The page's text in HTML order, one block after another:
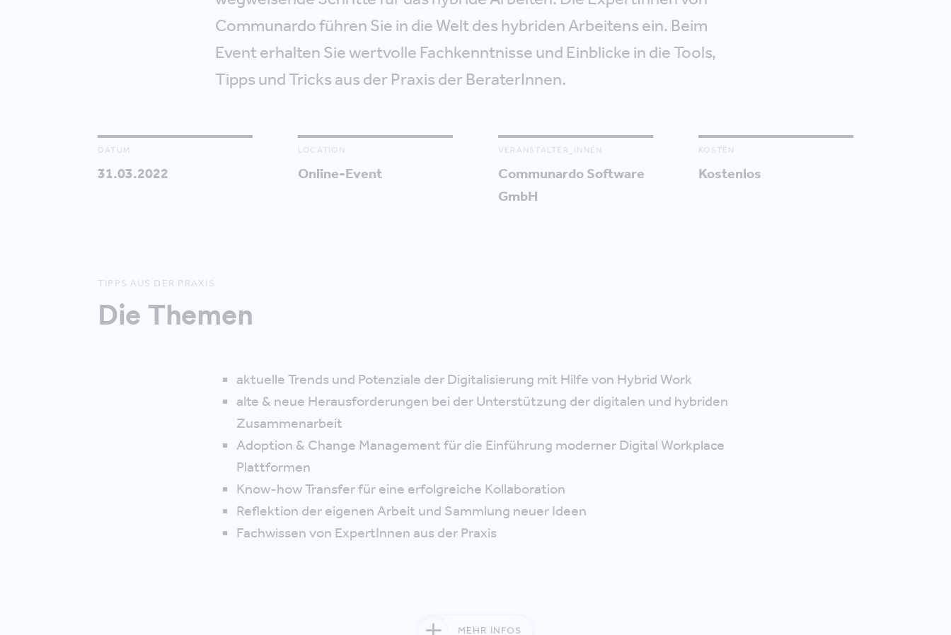
Communardo führen Sie in die Welt des hybriden Arbeitens ein. Beim
Event erhalten Sie wertvolle Fachkenntnisse und Einblicke in die Tools,
Tipps und Tricks aus der Praxis der BeraterInnen.
DATUM
31.03.2022
LOCATION
Online-Event
VERANSTALTER_INNEN
Communardo Software
GmbH
KOSTEN
Kostenlos
TIPPS AUS DER PRAXIS
Die Themen
aktuelle Trends und Potenziale der Digitalisierung mit Hilfe von Hybrid Work
alte & neue Herausforderungen bei der Unterstützung der digitalen und hybriden
Zusammenarbeit
Adoption & Change Management für die Einführung moderner Digital Workplace
Plattformen
Know-how Transfer für eine erfolgreiche Kollaboration
Reflektion der eigenen Arbeit und Sammlung neuer Ideen
Fachwissen von ExpertInnen aus der Praxis
MEHR INFOS